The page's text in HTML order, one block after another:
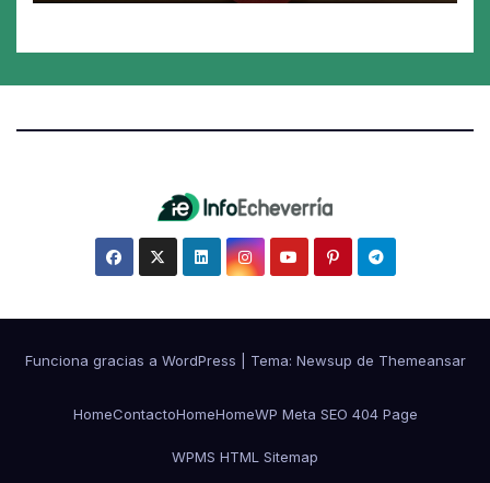
Funciona gracias a WordPress Tema: Newsup de Themeansar
HomeContactoHomeHomeWP Meta SEO 404 Page
WPMS HTML Sitemap